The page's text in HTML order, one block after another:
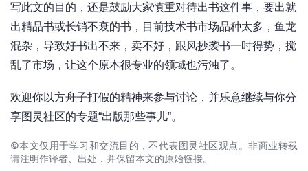
写此文的目的，还是鼓励大家慎重对待出书这件事，要出就
出精品书或长销不衰的书，目前技术书市场品种太多，鱼龙
混杂，导致好书出不来，卖不好，跟风抄袭书一时得势，搅
乱了市场，让这个原本很专业的领域也污浊了。
欢迎你以方舟子打假的精神来参与讨论，并乐意继续与你分
享图灵社区的专题“出版那些事儿”。
©本文仅用于学习和交流目的，不代表图灵社区观点。非商业转载
请注明作译者、出处，并保留本文的原始链接。